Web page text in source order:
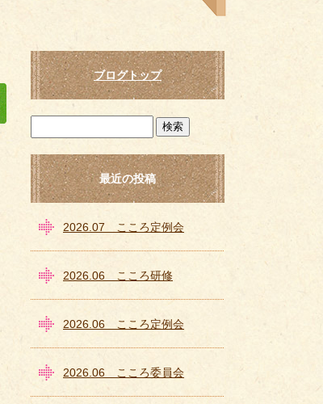
ブログトップ
最近の投稿
2026.07 こころ定例会
2026.06 こころ研修
2026.06 こころ定例会
2026.06 こころ委員会